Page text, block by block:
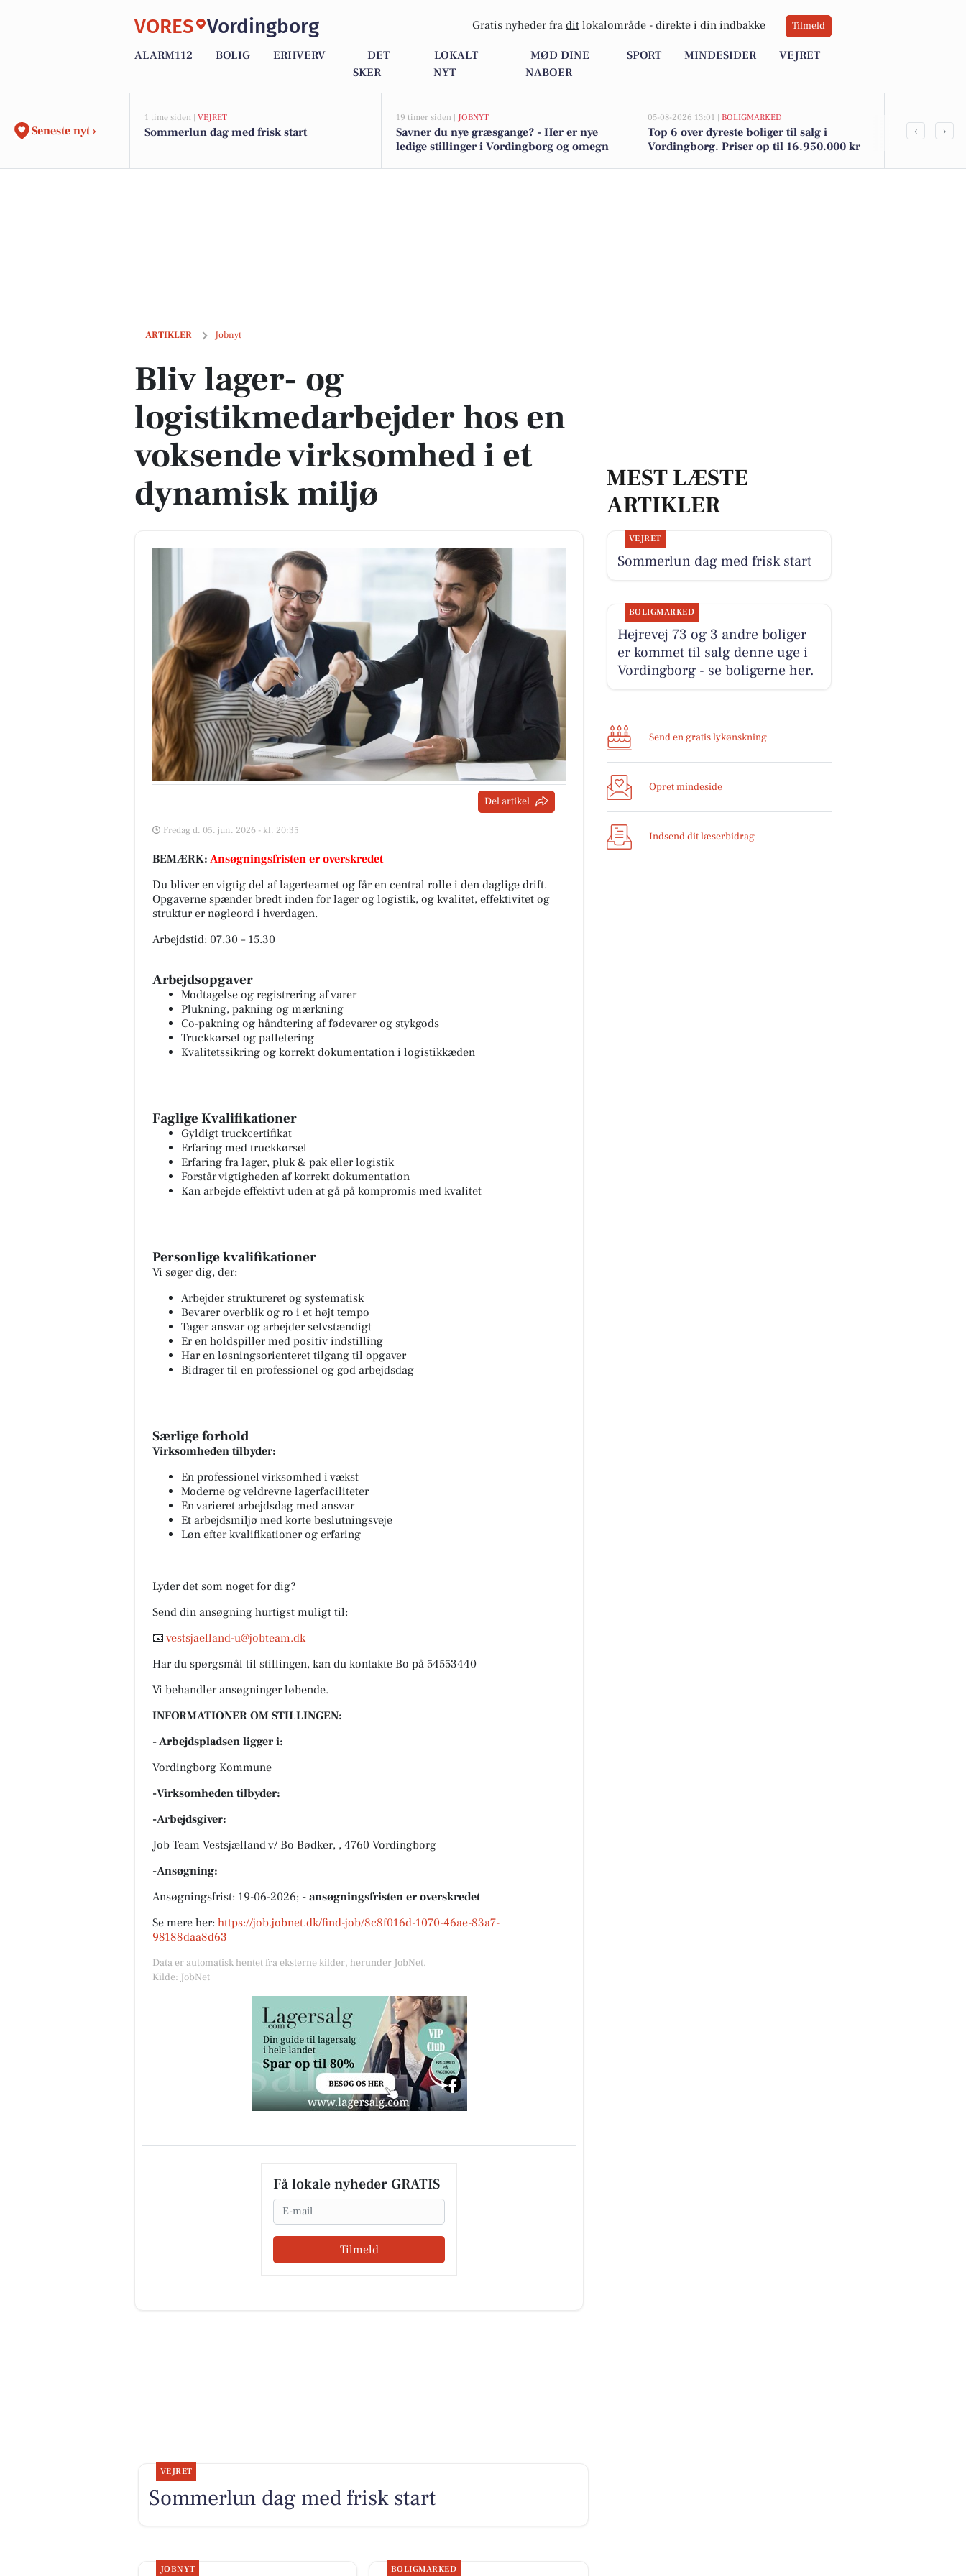
VORES Vordingborg Gratis nyheder fra dit lokalområde - direkte i din indbakke Tilmeld
ALARM112 BOLIG ERHVERV
DET
SKER
LOKALT
NYT
MØD DINE
NABOER
SPORT MINDESIDER VEJRET
Seneste nyt ›
1 time siden | VEJRET
Sommerlun dag med frisk start
19 timer siden | JOBNYT
Savner du nye græsgange? - Her er nye
ledige stillinger i Vordingborg og omegn
05-08-2026 13:01 | BOLIGMARKED
Top 6 over dyreste boliger til salg i
Vordingborg. Priser op til 16.950.000 kr
Hejrevej
‹ ›
ARTIKLER Jobnyt
Bliv lager- og logistikmedarbejder hos en voksende virksomhed i et dynamisk miljø
Bliv lager- og
logistikmedarbejder hos en
voksende virksomhed i et
dynamisk miljø
Del artikel
Fredag d. 05. jun. 2026 - kl. 20:35
BEMÆRK: Ansøgningsfristen er overskredet
Du bliver en vigtig del af lagerteamet og får en central rolle i den daglige drift.
Opgaverne spænder bredt inden for lager og logistik, og kvalitet, effektivitet og
struktur er nøgleord i hverdagen.
Arbejdstid: 07.30 – 15.30
Arbejdsopgaver
Modtagelse og registrering af varer
Plukning, pakning og mærkning
Co-pakning og håndtering af fødevarer og stykgods
Truckkørsel og palletering
Kvalitetssikring og korrekt dokumentation i logistikkæden
Faglige Kvalifikationer
Gyldigt truckcertifikat
Erfaring med truckkørsel
Erfaring fra lager, pluk & pak eller logistik
Forstår vigtigheden af korrekt dokumentation
Kan arbejde effektivt uden at gå på kompromis med kvalitet
Personlige kvalifikationer
Vi søger dig, der:
Arbejder struktureret og systematisk
Bevarer overblik og ro i et højt tempo
Tager ansvar og arbejder selvstændigt
Er en holdspiller med positiv indstilling
Har en løsningsorienteret tilgang til opgaver
Bidrager til en professionel og god arbejdsdag
Særlige forhold
Virksomheden tilbyder:
En professionel virksomhed i vækst
Moderne og veldrevne lagerfaciliteter
En varieret arbejdsdag med ansvar
Et arbejdsmiljø med korte beslutningsveje
Løn efter kvalifikationer og erfaring
Lyder det som noget for dig?
Send din ansøgning hurtigst muligt til:
📧 vestsjaelland-u@jobteam.dk
Har du spørgsmål til stillingen, kan du kontakte Bo på 54553440
Vi behandler ansøgninger løbende.
INFORMATIONER OM STILLINGEN:
- Arbejdspladsen ligger i:
Vordingborg Kommune
-Virksomheden tilbyder:
-Arbejdsgiver:
Job Team Vestsjælland v/ Bo Bødker, , 4760 Vordingborg
-Ansøgning:
Ansøgningsfrist: 19-06-2026; - ansøgningsfristen er overskredet
Se mere her: https://job.jobnet.dk/find-job/8c8f016d-1070-46ae-83a7-
98188daa8d63
Data er automatisk hentet fra eksterne kilder, herunder JobNet.
Kilde: JobNet
Få lokale nyheder GRATIS
Email
Tilmeld
MEST LÆSTE
ARTIKLER
VEJRET
Sommerlun dag med frisk start
BOLIGMARKED
Hejrevej 73 og 3 andre boliger
er kommet til salg denne uge i
Vordingborg - se boligerne her.
Send en gratis lykønskning
Opret mindeside
Indsend dit læserbidrag
VEJRET
Sommerlun dag med frisk start
JOBNYT BOLIGMARKED